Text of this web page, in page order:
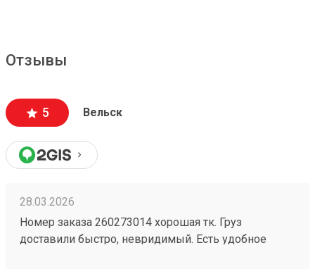
Отзывы
5 Вельск
28.03.2026
Номер заказа 260273014 хорошая тк. Груз
доставили быстро, невридимый. Есть удобное